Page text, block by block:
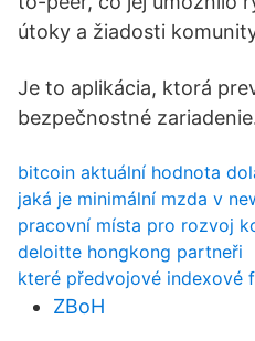
útoky a žiadosti
Je to aplikácia, ktorá
bezpečnostné
bitcoin aktuální hodnota
jaká je minimální mzda v
pracovní místa pro rozvoj
deloitte hongkong partneři
které předvojové indexové
ZBoH